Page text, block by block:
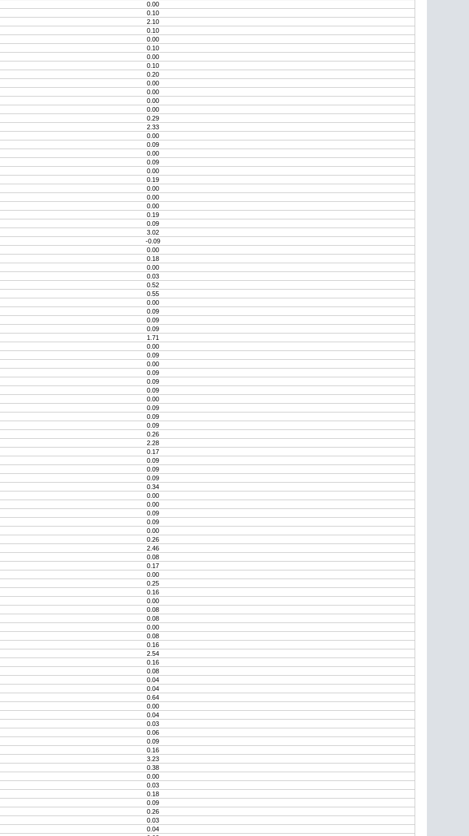
0.00
0.10
2.10
0.10
0.00
0.10
0.00
0.10
0.20
0.00
0.00
0.00
0.00
0.29
2.33
0.00
0.09
0.00
0.09
0.00
0.19
0.00
0.00
0.00
0.19
0.09
3.02
-0.09
0.00
0.18
0.00
0.03
0.52
0.55
0.00
0.09
0.09
0.09
1.71
0.00
0.09
0.00
0.09
0.09
0.09
0.00
0.09
0.09
0.09
0.26
2.28
0.17
0.09
0.09
0.09
0.34
0.00
0.00
0.09
0.09
0.00
0.26
2.46
0.08
0.17
0.00
0.25
0.16
0.00
0.08
0.08
0.00
0.08
0.16
2.54
0.16
0.08
0.04
0.04
0.64
0.00
0.04
0.03
0.06
0.09
0.16
3.23
0.38
0.00
0.03
0.18
0.09
0.26
0.03
0.04